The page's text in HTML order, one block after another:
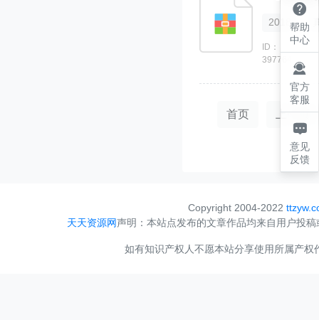
2018
ID：
397764
首页 上一页
Copyright 2004-2022
天天资源网声明：本站点发布的文章作品均来自用户投
如有知识产权人不愿本站分享使用所属产

帮助
中心

官方
客服

意见
反馈